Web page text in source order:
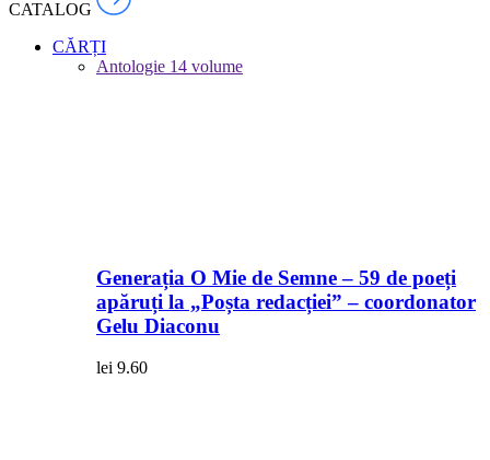
CATALOG
CĂRȚI
Antologie 14 volume
Generația O Mie de Semne – 59 de poeți
apăruți la „Poșta redacției” – coordonator
Gelu Diaconu
lei 9.60